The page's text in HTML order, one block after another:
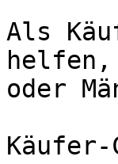
Als
oder
Käufer-